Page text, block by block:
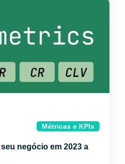
Métricas e KPIs
negócio em 2023 a